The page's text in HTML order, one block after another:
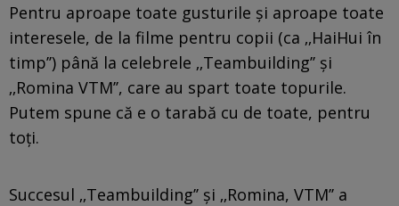
Pentru aproape toate gusturile și aproape toate
interesele, de la filme pentru copii (ca ‚‚HaiHui în
timp’’) până la celebrele ‚‚Teambuilding’’ și
‚‚Romina VTM’’, care au spart toate topurile.
Putem spune că e o tarabă cu de toate, pentru
toți.
Succesul ‚‚Teambuilding’’ și ‚‚Romina, VTM’’ a